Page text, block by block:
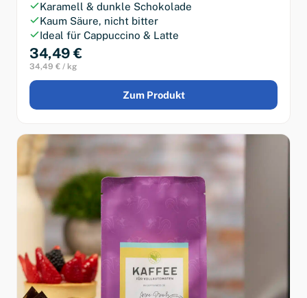
Karamell & dunkle Schokolade
Kaum Säure, nicht bitter
Ideal für Cappuccino & Latte
34,49 €
34,49 € / kg
Zum Produkt